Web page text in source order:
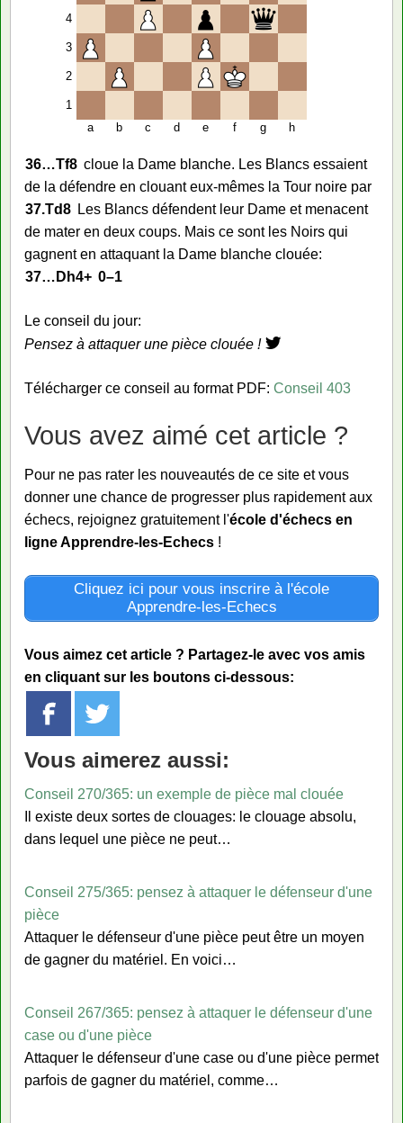
4
3
2
1
a
b c d e f g h
36…Tf8 cloue la Dame blanche. Les Blancs essaient
de la défendre en clouant eux-mêmes la Tour noire par
37.Td8 Les Blancs défendent leur Dame et menacent
de mater en deux coups. Mais ce sont les Noirs qui
gagnent en attaquant la Dame blanche clouée:
37… Dh4+ 0–1
Le conseil du jour:
Pensez à attaquer une pièce clouée !
Télécharger ce conseil au format PDF: Conseil 403
Vous avez aimé cet article ?
Pour ne pas rater les nouveautés de ce site et vous
donner une chance de progresser plus rapidement aux
échecs, rejoignez gratuitement l'école d'échecs en
ligne Apprendre-les-Echecs !
Cliquez ici pour vous inscrire à l'école
Apprendre-les-Echecs
Vous aimez cet article ? Partagez-le avec vos amis
en cliquant sur les boutons ci-dessous:
Vous aimerez aussi:
Conseil 270/365: un exemple de pièce mal clouée
Il existe deux sortes de clouages: le clouage absolu,
dans lequel une pièce ne peut…
Conseil 275/365: pensez à attaquer le défenseur d'une
pièce
Attaquer le défenseur d'une pièce peut être un moyen
de gagner du matériel. En voici…
Conseil 267/365: pensez à attaquer le défenseur d'une
case ou d'une pièce
Attaquer le défenseur d'une case ou d'une pièce permet
parfois de gagner du matériel, comme…